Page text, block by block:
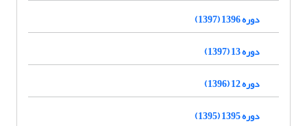
دوره 1396 (1397)
دوره 13 (1397)
دوره 12 (1396)
دوره 1395 (1395)